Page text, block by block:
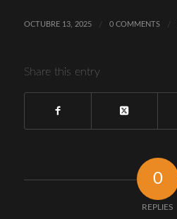
OCTUBRE 13, 2025 / 0 COMMENTS /
Share this entry
0
REPLIES